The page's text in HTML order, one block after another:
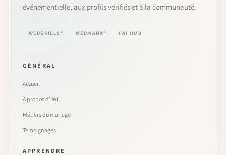
événementielle, aux profils vérifiés et à la communauté.
WEDSKILLS® WEDMANA® IWI HUB
GÉNÉRAL
Accueil
À propos d’IWI
Métiers du mariage
Témoignages
APPRENDRE